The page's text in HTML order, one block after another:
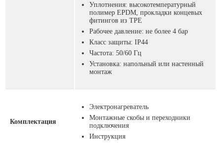
Уплотнения: высокотемпературный
полимер EPDM, прокладки концевых
фитингов из TPE
Рабочее давление: не более 4 бар
Класс защиты: IP44
Частота: 50/60 Гц
Установка: напольный или настенный
монтаж
Комплектация
Электронагреватель
Монтажные скобы и переходники
подключения
Инструкция